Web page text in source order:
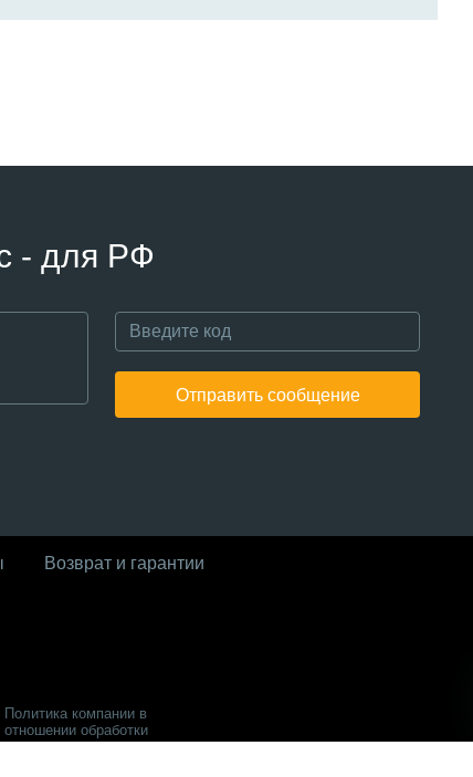
- для РФ
Отправить сообщение
Возврат и гарантии
Политика компании в
отношении обработки
персональных данных